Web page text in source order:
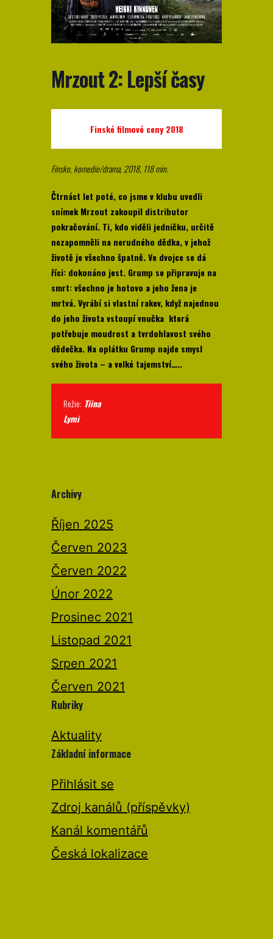
Mrzout 2: Lepší časy
Finské filmové ceny 2018
Finsko, komedie/drama, 2018, 118 min.
Čtrnáct let poté, co jsme v klubu uvedli
snímek Mrzout zakoupil distributor
pokračování. Ti, kdo viděli jedničku, určitě
nezapomněli na nerudného dědka, v jehož
životě je všechno špatně. Ve dvojce se dá
říci: dokonáno jest. Grump se připravuje na
smrt: všechno je hotovo a jeho žena je
mrtvá. Vyrábí si vlastní rakev, když najednou
do jeho života vstoupí vnučka která
potřebuje moudrost a tvrdohlavost svého
dědečka. Na oplátku Grump najde smysl
svého života – a velké tajemství…..
Režie: Tiina
Lymi
Archivy
Říjen 2025
Červen 2023
Červen 2022
Únor 2022
Prosinec 2021
Listopad 2021
Srpen 2021
Červen 2021
Rubriky
Aktuality
Základní informace
Přihlásit se
Zdroj kanálů (příspěvky)
Kanál komentářů
Česká lokalizace